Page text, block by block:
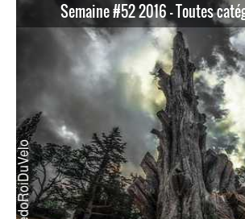
Semaine #52 2016 - Toutes